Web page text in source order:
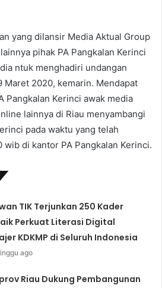
yang dilansir Media Aktual Group
pihak PA Pangkalan Kerinci
ntuk menghadiri undangan
Maret 2020, kemarin. Mendapat
Pangkalan Kerinci awak media
lainnya di Riau menyambangi
pada waktu yang telah
di kantor PA Pangkalan Kerinci.
TIK Terjunkan 250 Kader
Perkuat Literasi Digital
KDKMP di Seluruh Indonesia
ago
Riau Dukung Pembangunan